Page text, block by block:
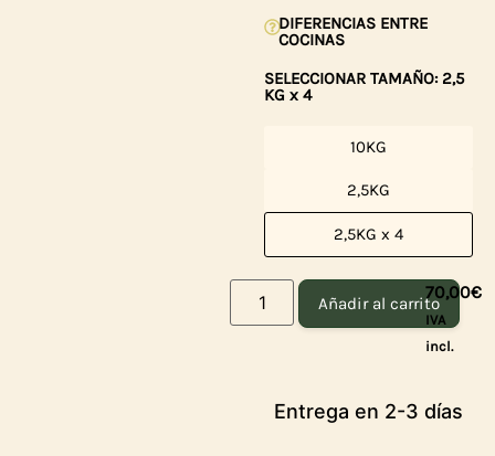
DIFERENCIAS ENTRE
COCINAS
SELECCIONAR TAMAÑO: 2,5
KG x 4
10KG
2,5KG
2,5KG x 4
Añadir al carrito
70,00€
IVA
incl.
Entrega en 2-3 días